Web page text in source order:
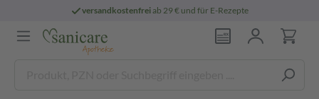
versandkostenfreiab 29 € und für E-Rezepte